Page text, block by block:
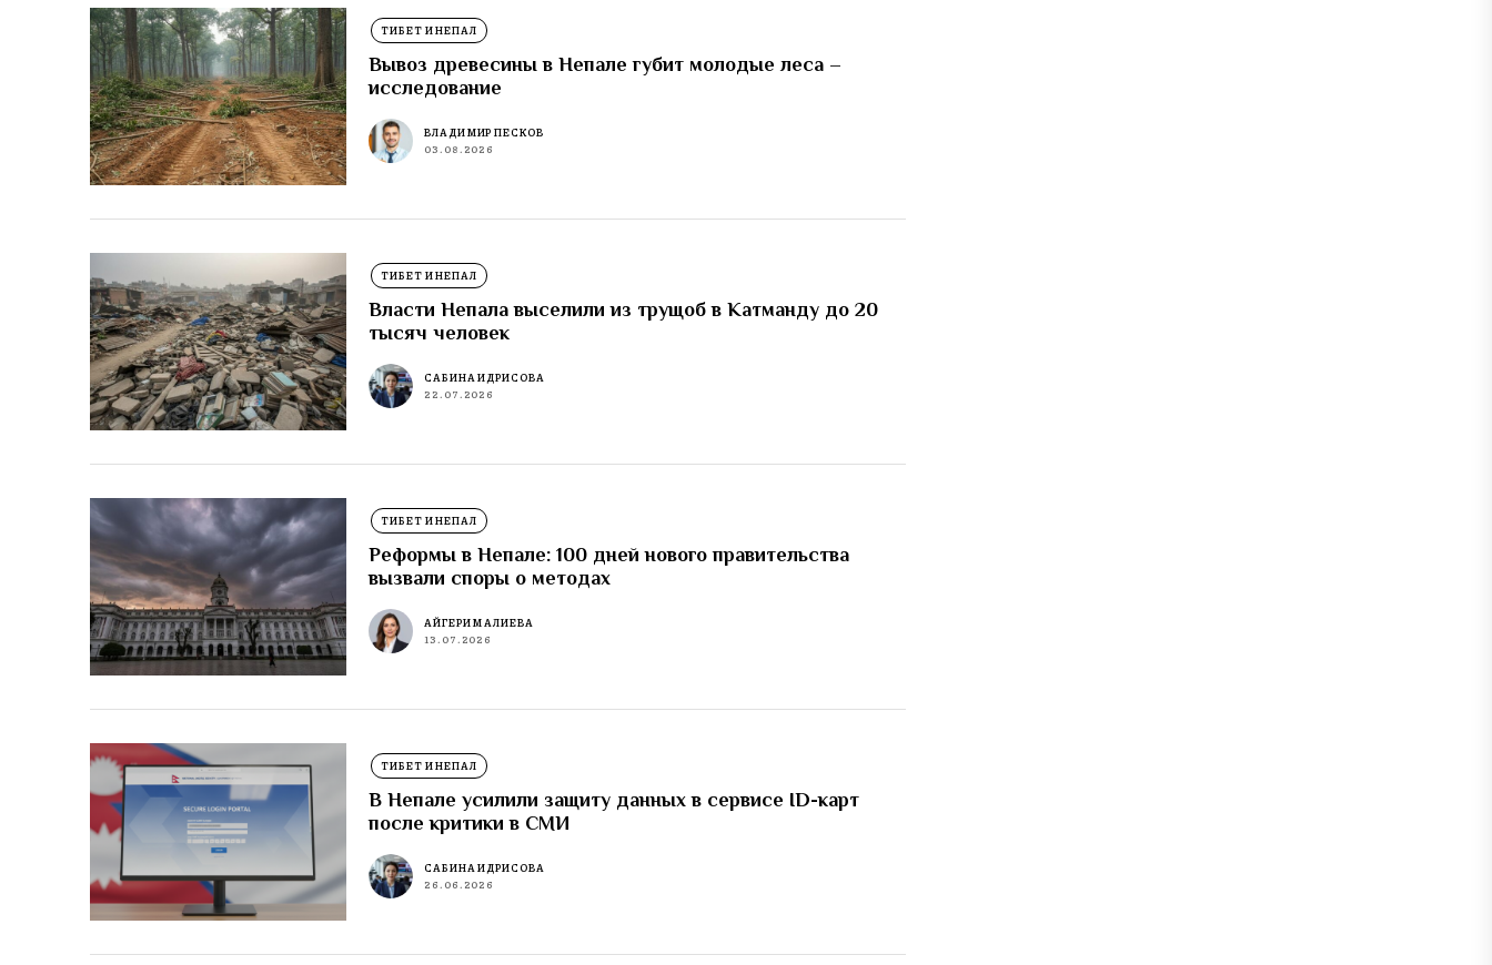
ТИБЕТ И НЕПАЛ
Вывоз древесины в Непале губит молодые леса –
исследование
ВЛАДИМИР ПЕСКОВ
03.08.2026
ТИБЕТ И НЕПАЛ
Власти Непала выселили из трущоб в Катманду до 20
тысяч человек
САБИНА ИДРИСОВА
22.07.2026
ТИБЕТ И НЕПАЛ
Реформы в Непале: 100 дней нового правительства
вызвали споры о методах
АЙГЕРИМ АЛИЕВА
13.07.2026
ТИБЕТ И НЕПАЛ
В Непале усилили защиту данных в сервисе ID-карт
после критики в СМИ
САБИНА ИДРИСОВА
26.06.2026